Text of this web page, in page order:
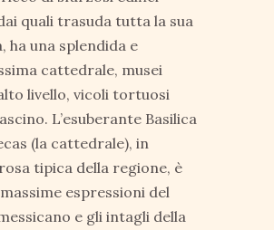
quali trasuda tutta la sua
ha una splendida e
cattedrale, musei
livello, vicoli tortuosi
L’esuberante Basilica
(la cattedrale), in
tipica della regione, è
espressioni del
e gli intagli della